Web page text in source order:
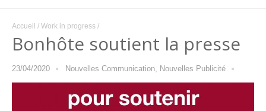
Accueil / Work in progress /
Bonhôte soutient la presse
23/04/2020 Nouvelles Communication, Nouvelles Publicité